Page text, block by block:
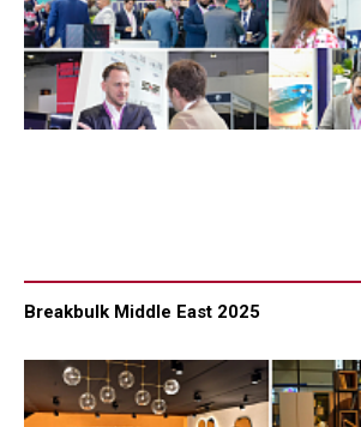
Breakbulk Middle East 2025